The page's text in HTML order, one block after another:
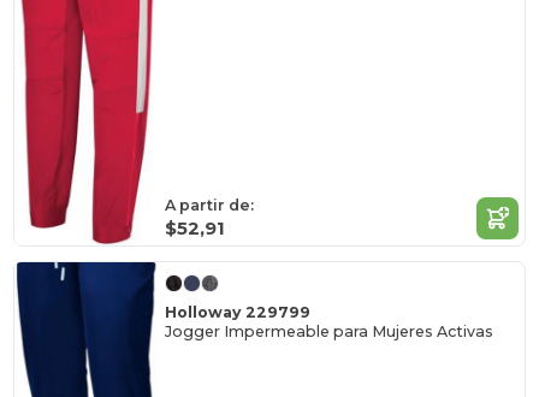
A partir de:
$52,91
Holloway 229799
Jogger Impermeable para Mujeres Activas